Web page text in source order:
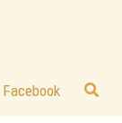
Facebook